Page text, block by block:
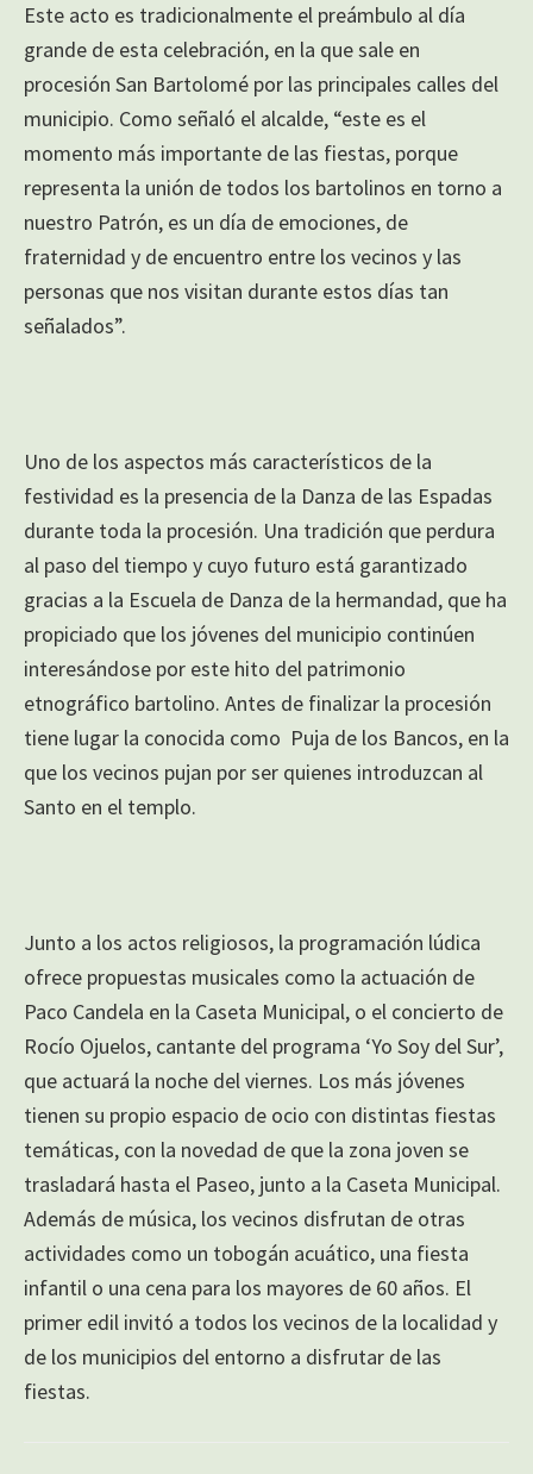
Este acto es tradicionalmente el preámbulo al día
grande de esta celebración, en la que sale en
procesión San Bartolomé por las principales calles del
municipio. Como señaló el alcalde, “este es el
momento más importante de las fiestas, porque
representa la unión de todos los bartolinos en torno a
nuestro Patrón, es un día de emociones, de
fraternidad y de encuentro entre los vecinos y las
personas que nos visitan durante estos días tan
señalados”.
Uno de los aspectos más característicos de la
festividad es la presencia de la Danza de las Espadas
durante toda la procesión. Una tradición que perdura
al paso del tiempo y cuyo futuro está garantizado
gracias a la Escuela de Danza de la hermandad, que ha
propiciado que los jóvenes del municipio continúen
interesándose por este hito del patrimonio
etnográfico bartolino. Antes de finalizar la procesión
tiene lugar la conocida como Puja de los Bancos, en la
que los vecinos pujan por ser quienes introduzcan al
Santo en el templo.
Junto a los actos religiosos, la programación lúdica
ofrece propuestas musicales como la actuación de
Paco Candela en la Caseta Municipal, o el concierto de
Rocío Ojuelos, cantante del programa ‘Yo Soy del Sur’,
que actuará la noche del viernes. Los más jóvenes
tienen su propio espacio de ocio con distintas fiestas
temáticas, con la novedad de que la zona joven se
trasladará hasta el Paseo, junto a la Caseta Municipal.
Además de música, los vecinos disfrutan de otras
actividades como un tobogán acuático, una fiesta
infantil o una cena para los mayores de 60 años. El
primer edil invitó a todos los vecinos de la localidad y
de los municipios del entorno a disfrutar de las
fiestas.